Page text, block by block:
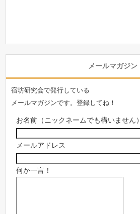
メールマガジン
宿坊研究会で発行している
メールマガジンです。登録してね！
お名前（ニックネームでも構いません）
メールアドレス
何か一言！